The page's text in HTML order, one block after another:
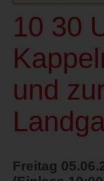
10 30
und
Freitag